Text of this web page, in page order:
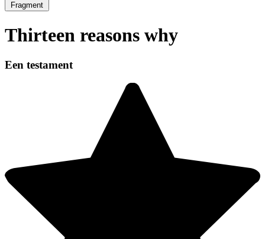
Fragment
Thirteen reasons why
Een testament